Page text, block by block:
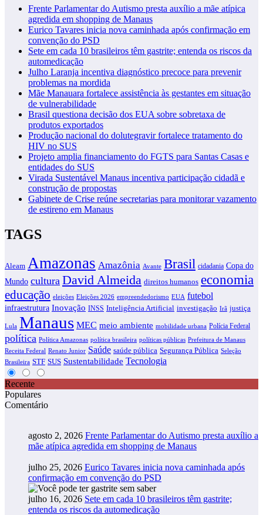
Frente Parlamentar do Autismo presta auxílio a mãe atípica
agredida em shopping de Manaus
Eurico Tavares inicia nova caminhada após confirmação em
convenção do PSD
Sete em cada 10 brasileiros têm gastrite; entenda os riscos da
automedicação
Julho Laranja incentiva diagnóstico precoce para prevenir
problemas na mordida
Mãe Manauara fortalece assistência às gestantes em situação
de vulnerabilidade
Brasil questiona decisão dos EUA sobre sobretaxa de
produtos exportados
Produção nacional do dolutegravir fortalece tratamento do
HIV no SUS
Projeto amplia financiamento do FGTS para Santas Casas e
entidades do SUS
Virada Sustentável Manaus incentiva participação cidadã e
construção de propostas
Gabinete de Crise reúne secretarias para monitorar vazamento
de estireno em Manaus
TAGS
Aleam Amazonas Amazônia Avante Brasil cidadania Copa do
Mundo cultura David Almeida direitos humanos economia
educação eleições Eleições 2026 empreendedorismo EUA futebol
infraestrutura Inovação INSS Inteligência Artificial investigação Irã justiça
Lula Manaus MEC meio ambiente mobilidade urbana Polícia Federal
política Política Amazonas política brasileira políticas públicas Prefeitura de Manaus
Receita Federal Renato Junior Saúde saúde pública Segurança Pública Seleção
Brasileira STF SUS Sustentabilidade Tecnologia
Recente
Populares
Comentário
agosto 2, 2026 Frente Parlamentar do Autismo presta auxílio a
mãe atípica agredida em shopping de Manaus
julho 25, 2026 Eurico Tavares inicia nova caminhada após
confirmação em convenção do PSD
julho 16, 2026 Sete em cada 10 brasileiros têm gastrite;
entenda os riscos da automedicação